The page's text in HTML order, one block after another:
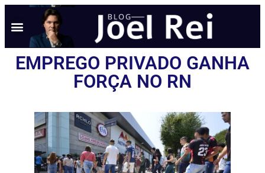
EMPREGO PRIVADO GANHA
FORÇA NO RN